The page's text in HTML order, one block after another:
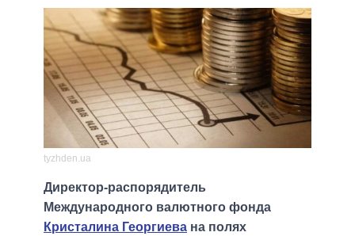
ВСЕ ПЕРСОНЫ
tyzhden.ua
Директор-распорядитель
Международного валютного фонда
Кристалина Георгиева на полях